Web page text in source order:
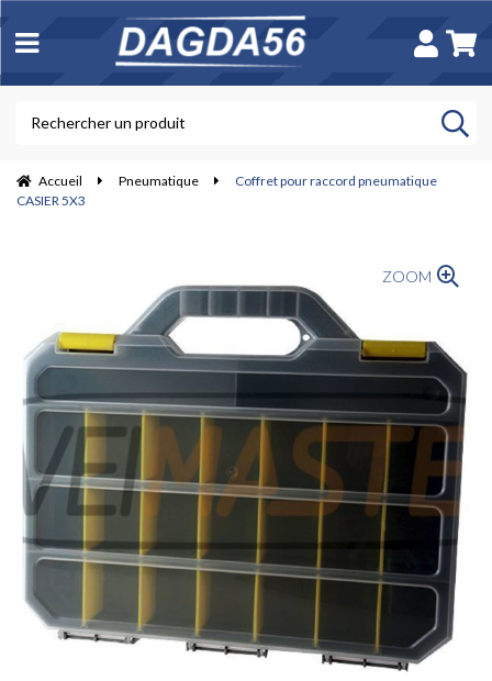
Accueil Pneumatique
Coffret pour raccord pneumatique
CASIER 5X3
ZOOM